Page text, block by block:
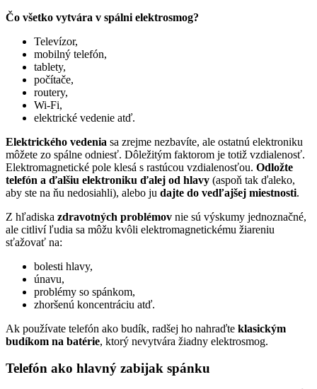
Čo všetko vytvára v spálni elektrosmog?
Televízor,
mobilný telefón,
tablety,
počítače,
routery,
Wi-Fi,
elektrické vedenie atď.
Elektrického vedenia sa zrejme nezbavíte, ale ostatnú elektroniku
môžete zo spálne odniesť. Dôležitým faktorom je totiž vzdialenosť.
Elektromagnetické pole klesá s rastúcou vzdialenosťou. Odložte
telefón a ďalšiu elektroniku ďalej od hlavy (aspoň tak ďaleko,
aby ste na ňu nedosiahli), alebo ju dajte do vedľajšej miestnosti.
Z hľadiska zdravotných problémov nie sú výskumy jednoznačné,
ale citliví ľudia sa môžu kvôli elektromagnetickému žiareniu
sťažovať na:
bolesti hlavy,
únavu,
problémy so spánkom,
zhoršenú koncentráciu atď.
Ak používate telefón ako budík, radšej ho nahraďte klasickým
budíkom na batérie, ktorý nevytvára žiadny elektrosmog.
Telefón ako hlavný zabijak spánku